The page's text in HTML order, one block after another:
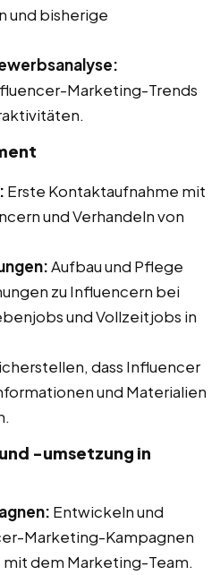
und bisherige
Marketing-Trends
Erste Kontaktaufnahme mit
und Verhandeln von
Aufbau und Pflege
zu Influencern bei
und Vollzeitjobs in
dass Influencer
und Materialien
-umsetzung in
Entwickeln und
Marketing-Kampagnen
dem Marketing-Team.